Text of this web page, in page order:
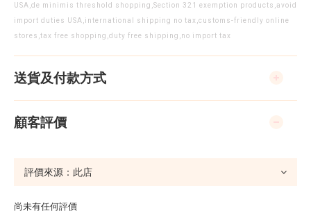
USA,de minimis threshold shopping,Section 321 exemption products,avoid
import duties USA,international shipping no tax,customs-friendly online
stores,tax free shopping,duty free shipping,no import tax
送貨及付款方式
顧客評價
尚未有任何評價